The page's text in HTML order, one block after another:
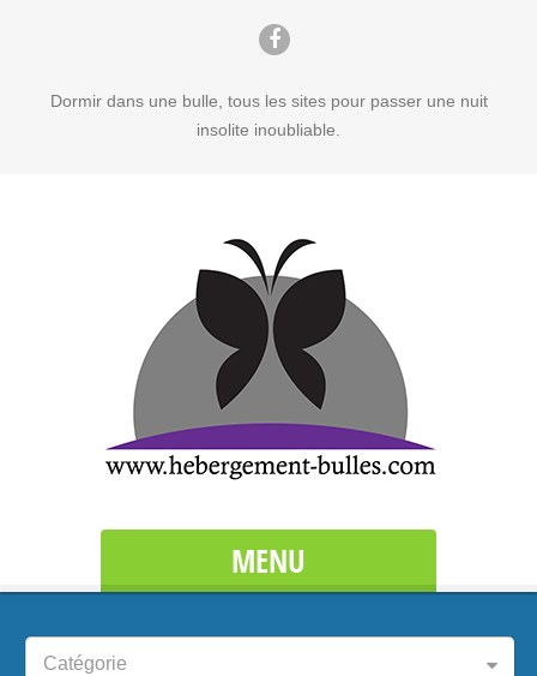
Dormir dans une bulle, tous les sites pour passer une nuit
insolite inoubliable.
MENU
Catégorie